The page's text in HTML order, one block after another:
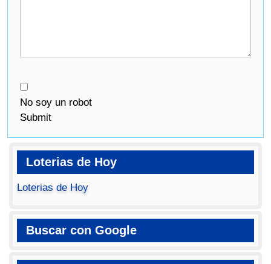
No soy un robot
Submit
Loterias de Hoy
Loterias de Hoy
Buscar con Google